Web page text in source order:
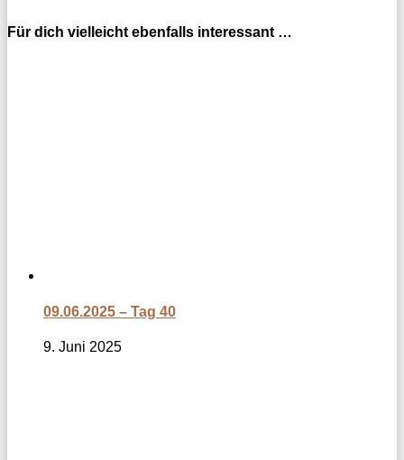
Für dich vielleicht ebenfalls interessant …
09.06.2025 – Tag 40
9. Juni 2025